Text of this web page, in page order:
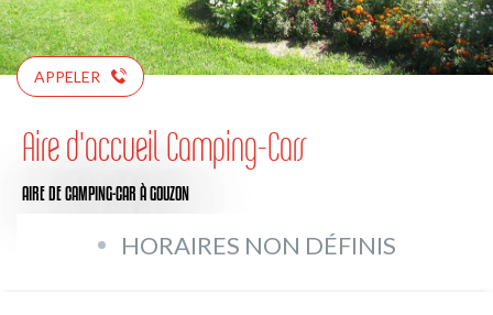
APPELER
Aire d'accueil Camping-Cars
AIRE DE CAMPING-CAR À GOUZON
HORAIRES NON DÉFINIS